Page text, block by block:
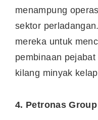
menampung
sektor
mereka untuk
pembinaan
kilang minyak
4. Petronas Group